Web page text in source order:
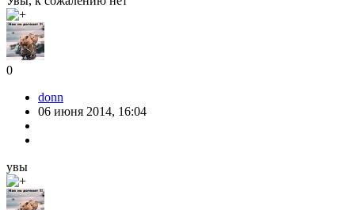
0
donn
06 июня 2014, 16:04
увы